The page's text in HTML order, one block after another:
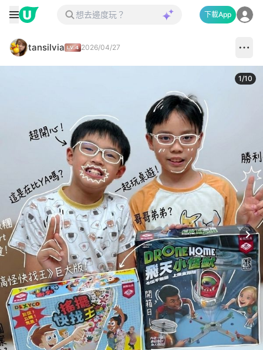
下載App
tansilvia 2026/04/27
1/10